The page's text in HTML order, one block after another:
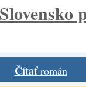
Čítaťromán